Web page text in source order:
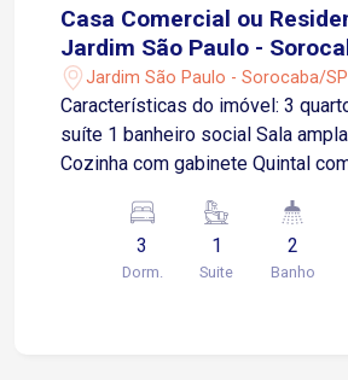
Casa Comercial ou
Jardim São Paulo -
Jardim São Paulo - Sorocaba/SP
Características do imóvel: 3 quartos, sendo 1
suíte 1 banheiro social Sala
Cozinha com gabinete Quintal
casa proporciona fácil acesso às
e comércios da cidade. Está a apenas 2 minutos
3
Dorm.
1
Suite
2
Banho